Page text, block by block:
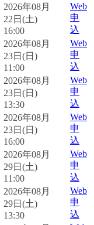
2026年08月
22日(土)
16:00
Web
申
込
2026年08月
23日(日)
11:00
Web
申
込
2026年08月
23日(日)
13:30
Web
申
込
2026年08月
23日(日)
16:00
Web
申
込
2026年08月
29日(土)
11:00
Web
申
込
2026年08月
29日(土)
13:30
Web
申
込